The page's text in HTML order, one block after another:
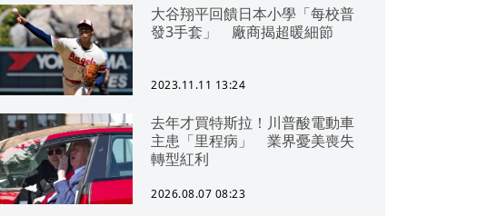
大谷翔平回饋日本小學「每校普
發3手套」 廠商揭超暖細節
2023.11.11 13:24
去年才買特斯拉！川普酸電動車
主患「里程病」 業界憂美喪失
轉型紅利
2026.08.07 08:23